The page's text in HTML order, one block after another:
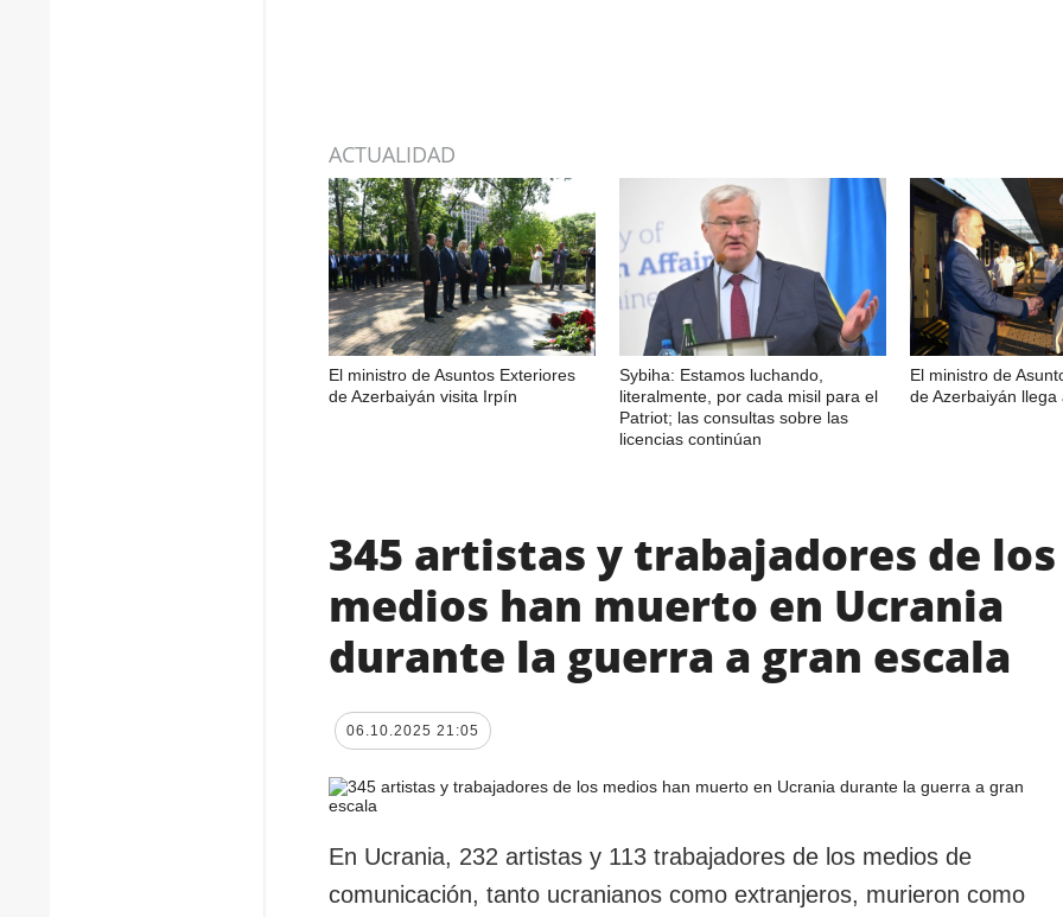
ACTUALIDAD
El ministro de Asuntos Exteriores
de Azerbaiyán visita Irpín
Sybiha: Estamos luchando,
literalmente, por cada misil para el
Patriot; las consultas sobre las
licencias continúan
El ministro de
de Azerbaiyán llega
345 artistas y trabajadores de los
medios han muerto en Ucrania
durante la guerra a gran escala
06.10.2025 21:05
En Ucrania, 232 artistas y 113 trabajadores de los medios de
comunicación, tanto ucranianos como extranjeros, murieron como